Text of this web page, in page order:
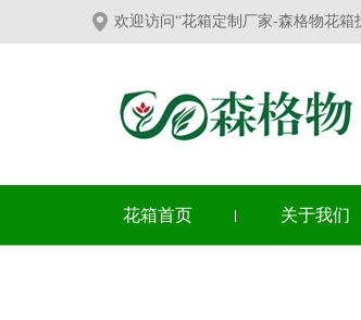
欢迎访问“花箱定制厂家-森格物花箱
花箱首页 关于我们